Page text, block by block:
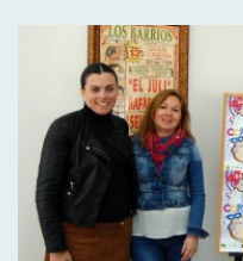
comunicador”.
ambiente íntimo, con luz